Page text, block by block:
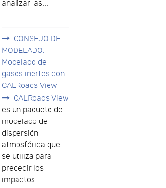
analizar las...
CONSEJO DE
MODELADO:
Modelado de
gases inertes con
CALRoads View
CALRoads View
es un paquete de
modelado de
dispersión
atmosférica que
se utiliza para
predecir los
impactos...